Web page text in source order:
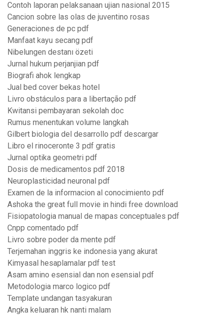
Contoh laporan pelaksanaan ujian nasional 2015
Cancion sobre las olas de juventino rosas
Generaciones de pc pdf
Manfaat kayu secang pdf
Nibelungen destanı özeti
Jurnal hukum perjanjian pdf
Biografi ahok lengkap
Jual bed cover bekas hotel
Livro obstáculos para a libertação pdf
Kwitansi pembayaran sekolah doc
Rumus menentukan volume langkah
Gilbert biologia del desarrollo pdf descargar
Libro el rinoceronte 3 pdf gratis
Jurnal optika geometri pdf
Dosis de medicamentos pdf 2018
Neuroplasticidad neuronal pdf
Examen de la informacion al conocimiento pdf
Ashoka the great full movie in hindi free download
Fisiopatologia manual de mapas conceptuales pdf
Cnpp comentado pdf
Livro sobre poder da mente pdf
Terjemahan inggris ke indonesia yang akurat
Kimyasal hesaplamalar pdf test
Asam amino esensial dan non esensial pdf
Metodologia marco logico pdf
Template undangan tasyakuran
Angka keluaran hk nanti malam